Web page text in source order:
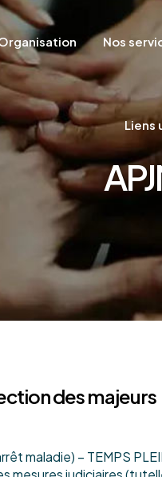
Nos
Liens
des majeurs
maladie) – TEMPS